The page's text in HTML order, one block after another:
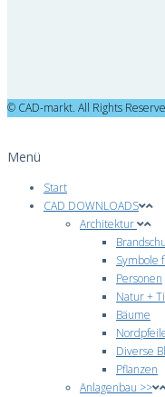
© CAD-markt. All Rights
Menü
Start
CAD DOWNLOADS
Architektur
Symbole
Personen
Natur +
Bäume
Diverse
Pflanzen
Anlagenbau >>